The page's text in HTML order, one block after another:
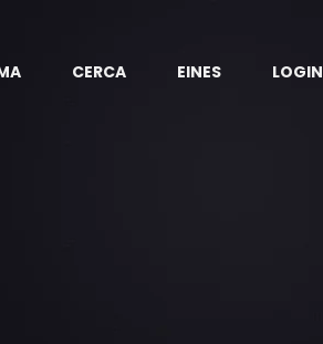
CERCA EINES LOGIN